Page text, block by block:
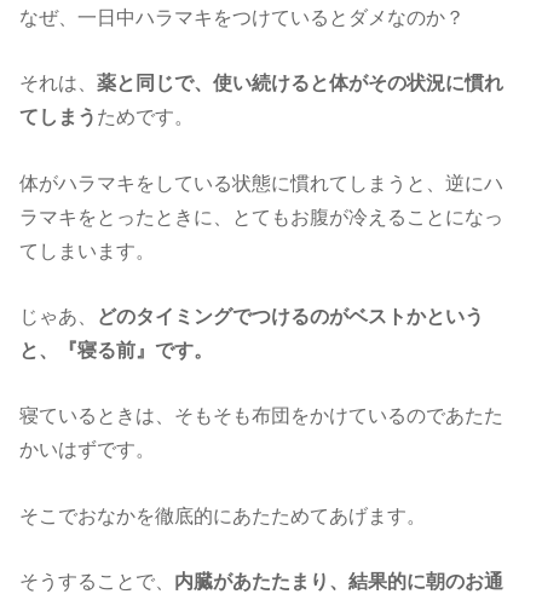
なぜ、一日中ハラマキをつけているとダメなのか？
それは、薬と同じで、使い続けると体がその状況に慣れ
てしまう ためです。
体がハラマキをしている状態に慣れてしまうと、逆にハ
ラマキをとったときに、とてもお腹が冷えることになっ
てしまいます。
じゃあ、 どのタイミングでつけるのがベストかという
と、『寝る前』です。
寝ているときは、そもそも布団をかけているのであたた
かいはずです。
そこでおなかを徹底的にあたためてあげます。
そうすることで、 内臓があたたまり、結果的に朝のお通